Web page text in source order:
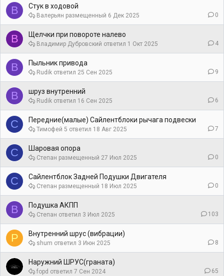
В Стук в ходовой
0
6 Дек 2025
Валерьян
В Щелчки при повороте налево
4
1 Окт 2025
Владимир Дубровский
В Пыльник привода
9
25 Сен 2025
Rudik
В шруз внутренний
6
16 Сен 2025
Rudik
С Передние(малые) Сайлентблоки рычага подвески
7
18 Авг 2025
Тимофей 5
С Шаровая опора
0
27 Июл 2025
Степан
С Сайлентблок Задней Подушки Двигателя
0
18 Июл 2025
Степан
В Подушка АКПП
103
3 Июл 2025
Степан
P Внутренний шрус (вибрации)
8
3 Июн 2025
shum
Наружний ШРУС(граната)
65
7 Сен 2024
fopd